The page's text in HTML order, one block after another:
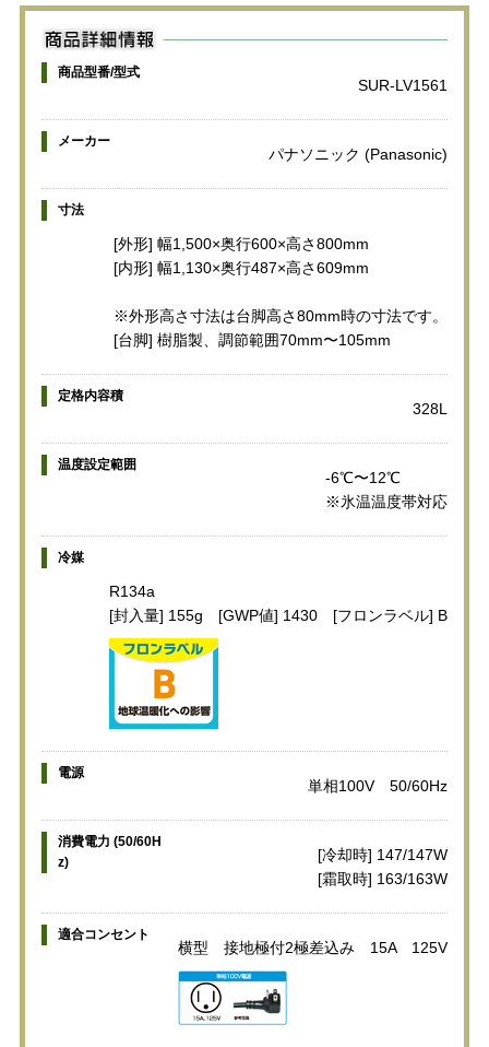
商品型番/型式
SUR-LV1561
メーカー
パナソニック (Panasonic)
寸法
[外形] 幅1,500×奥行600×高さ800mm
[内形] 幅1,130×奥行487×高さ609mm
※外形高さ寸法は台脚高さ80mm時の寸法です。
[台脚] 樹脂製、調節範囲70mm〜105mm
定格内容積
328L
温度設定範囲
-6℃〜12℃
※氷温温度帯対応
冷媒
R134a
[封入量] 155g [GWP値] 1430 [フロンラベル] B
電源
単相100V 50/60Hz
消費電力 (50/60H
z)
[冷却時] 147/147W
[霜取時] 163/163W
適合コンセント
横型 接地極付2極差込み 15A 125V